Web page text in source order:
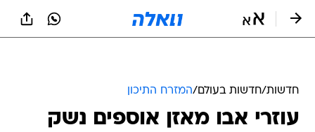
חדשות/חדשות בעולם/המזרח התיכון
עוזרי אבו מאזן אוספים נשק